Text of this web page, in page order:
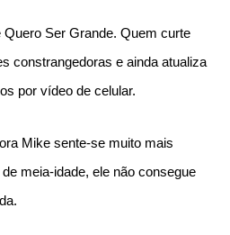
Ser Grande. Quem curte
constrangedoras e ainda atualiza
por vídeo de celular.
Mike sente-se muito mais
meia-idade, ele não consegue